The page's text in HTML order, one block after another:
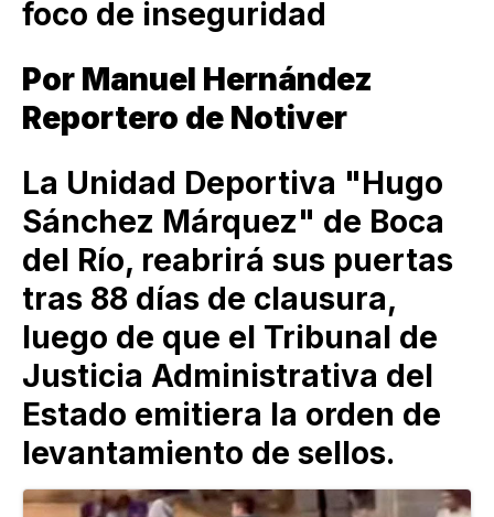
foco de inseguridad
Por Manuel Hernández
Reportero de Notiver
La Unidad Deportiva "Hugo
Sánchez Márquez" de Boca
del Río, reabrirá sus puertas
tras 88 días de clausura,
luego de que el Tribunal de
Justicia Administrativa del
Estado emitiera la orden de
levantamiento de sellos.